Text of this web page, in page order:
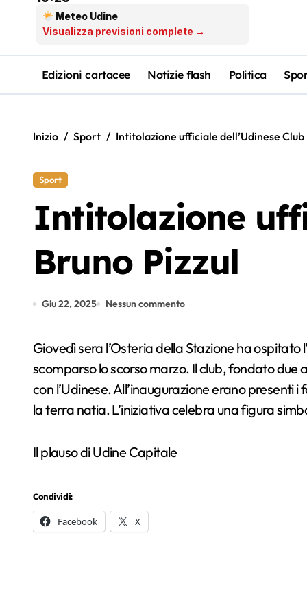
Meteo Udine
Visualizza previsioni complete →
Edizioni cartacee Notizie flash Politica
Inizio Sport Intitolazione ufficiale dell’Udinese Club
Sport
Intitolazione
Bruno Pizzul
Giu 22, 2025 Nessun commento
Giovedì sera l’Osteria della Stazione ha ospitato l’intitolazione ufficiale dell’Udinese Club Milano a Bruno Pizzul, indimenticabile voce del calcio italiano,
scomparso lo scorso marzo. Il club, fondato due
con l’Udinese. All’inaugurazione erano
la terra natia. L’iniziativa celebra una figura
Il plauso di Udine Capitale
Condividi:
Facebook X